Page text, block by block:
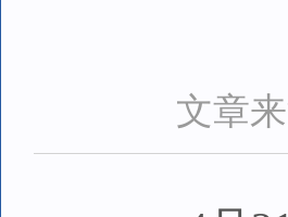
文章